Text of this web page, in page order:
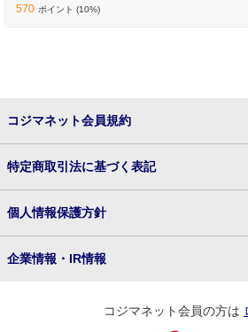
570 ポイント (10%)
コジマネット会員規約
特定商取引法に基づく表記
個人情報保護方針
企業情報・IR情報
コジマネット会員の方は